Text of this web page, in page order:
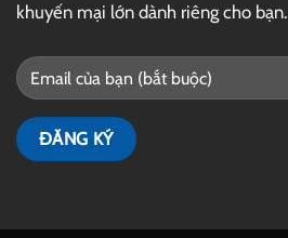
khuyến mại lớn dành riêng cho bạn.